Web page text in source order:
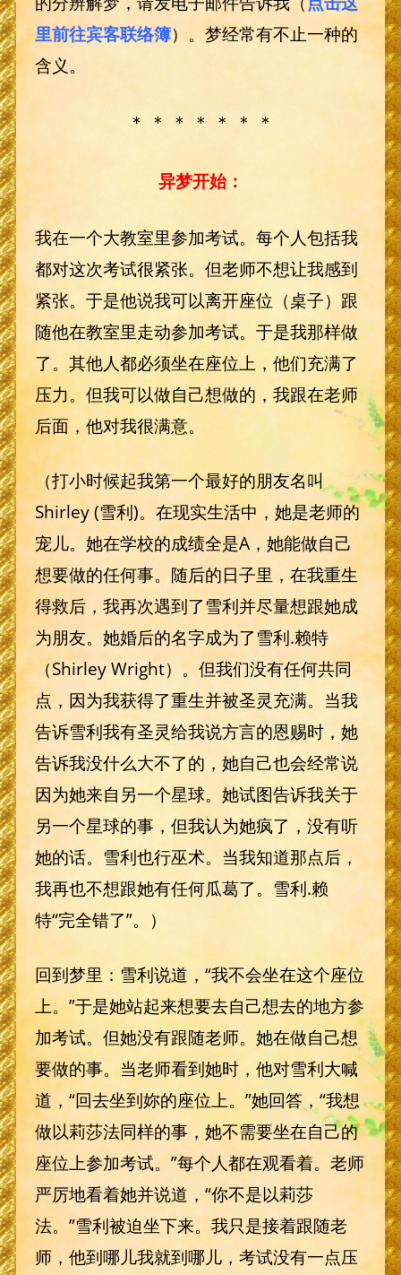
里前往宾客联络簿）。梦经常有不止一种的
含义。
＊ ＊ ＊ ＊ ＊ ＊ ＊
异梦开始：
我在一个大教室里参加考试。每个人包括我
都对这次考试很紧张。但老师不想让我感到
紧张。于是他说我可以离开座位（桌子）跟
随他在教室里走动参加考试。于是我那样做
了。其他人都必须坐在座位上，他们充满了
压力。但我可以做自己想做的，我跟在老师
后面，他对我很满意。
（打小时候起我第一个最好的朋友名叫
Shirley (雪利)。在现实生活中，她是老师的
宠儿。她在学校的成绩全是A，她能做自己
想要做的任何事。随后的日子里，在我重生
得救后，我再次遇到了雪利并尽量想跟她成
为朋友。她婚后的名字成为了雪利.赖特
（Shirley Wright）。但我们没有任何共同
点，因为我获得了重生并被圣灵充满。当我
告诉雪利我有圣灵给我说方言的恩赐时，她
告诉我没什么大不了的，她自己也会经常说
因为她来自另一个星球。她试图告诉我关于
另一个星球的事，但我认为她疯了，没有听
她的话。雪利也行巫术。当我知道那点后，
我再也不想跟她有任何瓜葛了。雪利.赖
特“完全错了”。）
回到梦里：雪利说道，“我不会坐在这个座位
上。”于是她站起来想要去自己想去的地方参
加考试。但她没有跟随老师。她在做自己想
要做的事。当老师看到她时，他对雪利大喊
道，“回去坐到妳的座位上。”她回答，“我想
做以莉莎法同样的事，她不需要坐在自己的
座位上参加考试。”每个人都在观看着。老师
严厉地看着她并说道，“你不是以莉莎
法。”雪利被迫坐下来。我只是接着跟随老
师，他到哪儿我就到哪儿，考试没有一点压